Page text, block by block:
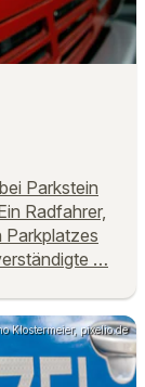
Parkstein
Radfahrer,
…
Klostermeier, pixelio.de